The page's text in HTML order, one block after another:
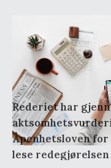
november.2021
Redegjørelse
Rederiet har
Åpenhetsloven for
lese redegjørelsen